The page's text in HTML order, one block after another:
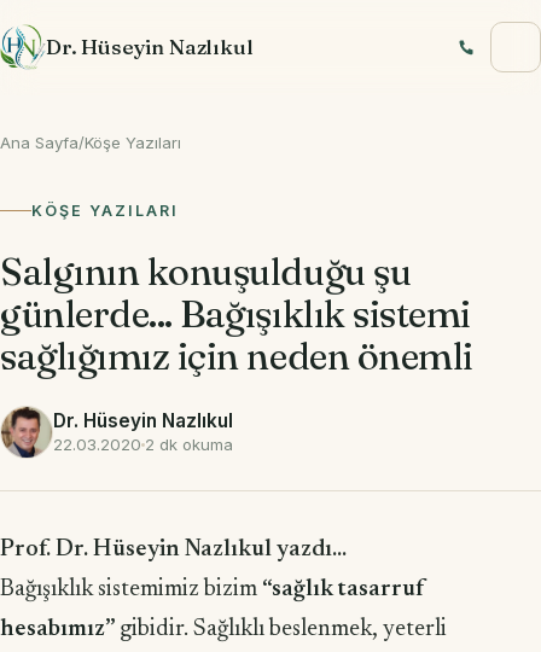
Dr. Hüseyin Nazlıkul
Ana Sayfa/Köşe Yazıları
KÖŞE YAZILARI
Salgının konuşulduğu şu
günlerde... Bağışıklık sistemi
sağlığımız için neden önemli
Dr. Hüseyin Nazlıkul
22.03.2020 2 dk okuma
Prof. Dr. Hüseyin Nazlıkul yazdı...
Bağışıklık sistemimiz bizim “sağlık tasarruf
hesabımız” gibidir. Sağlıklı beslenmek, yeterli